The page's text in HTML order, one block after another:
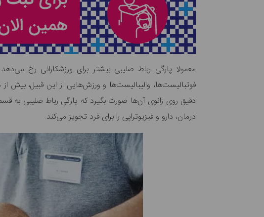
معمولا پارگی رباط صلیبی بیشتر برای ورزشکارانی رخ
فوتبالیست‌ها، والیبالیست‌ها و ورزش‌هایی از این قبیل، بیش
دقیق روی زانوی آن‌ها صورت بگیرد که پارگی رباط صلیبی به
درمان، دارو و فیزیوتراپی را برای فرد تجویز می‌کند.